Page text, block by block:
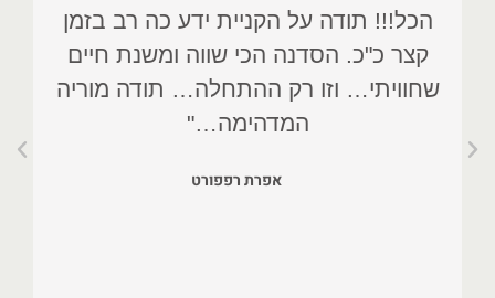
הכל!!! תודה על הקניית ידע כה רב בזמן
קצר כ"כ. הסדנה הכי שווה ומשנת חיים
שחוויתי… וזו רק ההתחלה… תודה מוריה
המדהימה…"
אפרת רפפורט